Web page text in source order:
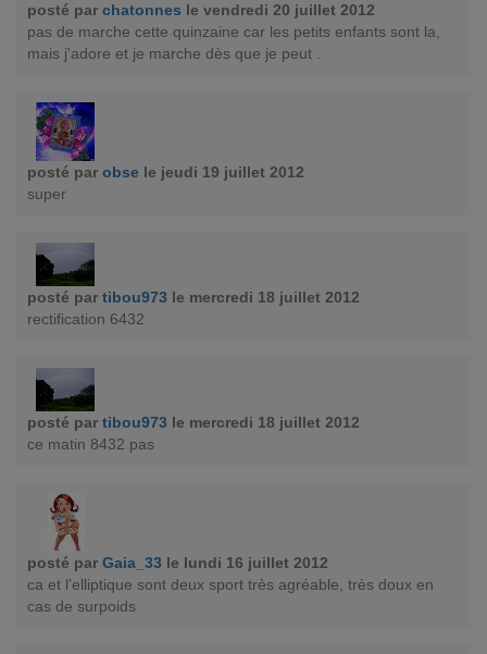
posté par chatonnes le vendredi 20 juillet 2012
pas de marche cette quinzaine car les petits enfants sont la,
mais j'adore et je marche dès que je peut .
posté par obse le jeudi 19 juillet 2012
super
posté par tibou973 le mercredi 18 juillet 2012
rectification 6432
posté par tibou973 le mercredi 18 juillet 2012
ce matin 8432 pas
posté par Gaia_33 le lundi 16 juillet 2012
ca et l’elliptique sont deux sport très agréable, très doux en
cas de surpoids